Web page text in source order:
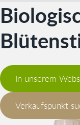
In unserem
Verkaufspunkt